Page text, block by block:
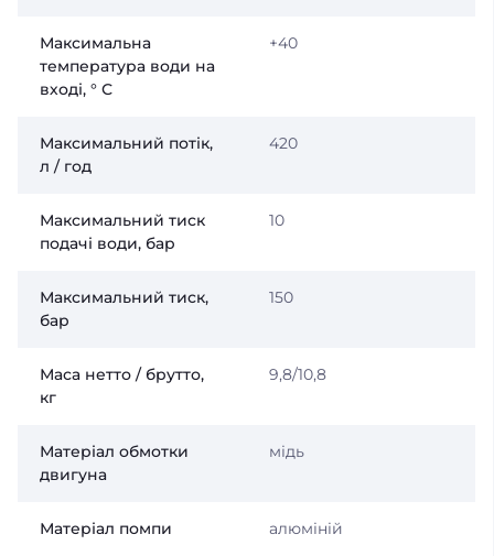
Максимальна
температура води на
вході, ° С
+40
Максимальний потік,
л / год
420
Максимальний тиск
подачі води, бар
10
Максимальний тиск,
бар
150
Маса нетто / брутто,
кг
9,8/10,8
Матеріал обмотки
двигуна
мідь
Матеріал помпи алюміній